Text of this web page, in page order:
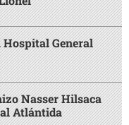
Hospital General
Nasser Hilsaca
Atlántida